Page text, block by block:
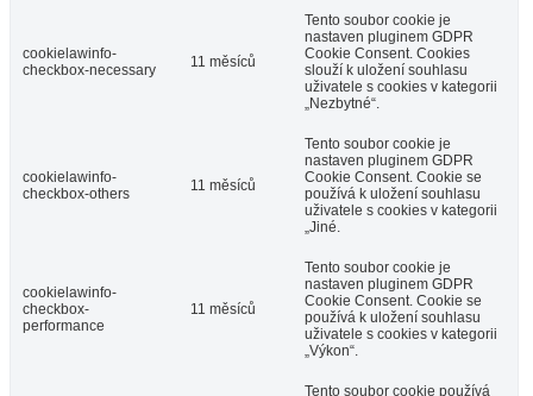
cookielawinfo-
checkbox-necessary
11 měsíců
Tento soubor cookie je
nastaven pluginem GDPR
Cookie Consent. Cookies
slouží k uložení souhlasu
uživatele s cookies v kategorii
„Nezbytné“.
cookielawinfo-
checkbox-others
11 měsíců
Tento soubor cookie je
nastaven pluginem GDPR
Cookie Consent. Cookie se
používá k uložení souhlasu
uživatele s cookies v kategorii
„Jiné.
cookielawinfo-
checkbox-
performance
11 měsíců
Tento soubor cookie je
nastaven pluginem GDPR
Cookie Consent. Cookie se
používá k uložení souhlasu
uživatele s cookies v kategorii
„Výkon“.
Tento soubor cookie používá